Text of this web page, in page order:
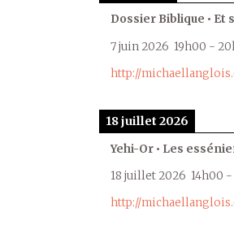
Dossier Biblique • Et
7 juin 2026 19h00 -
http://
18 juillet 2026
Yehi-Or • Les
18 juillet 2026 14h00 -
http://